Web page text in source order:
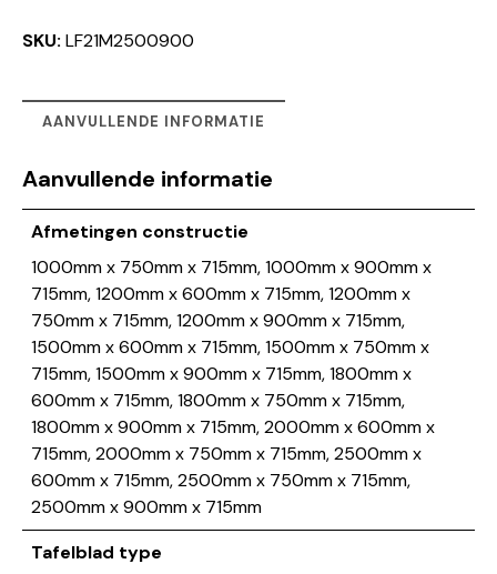
SKU: LF21M2500900
AANVULLENDE INFORMATIE
Aanvullende informatie
Afmetingen constructie
1000mm x 750mm x 715mm, 1000mm x 900mm x
715mm, 1200mm x 600mm x 715mm, 1200mm x
750mm x 715mm, 1200mm x 900mm x 715mm,
1500mm x 600mm x 715mm, 1500mm x 750mm x
715mm, 1500mm x 900mm x 715mm, 1800mm x
600mm x 715mm, 1800mm x 750mm x 715mm,
1800mm x 900mm x 715mm, 2000mm x 600mm x
715mm, 2000mm x 750mm x 715mm, 2500mm x
600mm x 715mm, 2500mm x 750mm x 715mm,
2500mm x 900mm x 715mm
Tafelblad type